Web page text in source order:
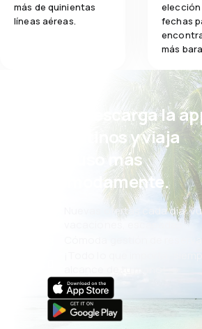
más de quinientas
líneas aéreas.
elección
fechas
más
¡Eh! Descarga la
eDestinos y viaja
incluso más
cómodamente.
Nuevas ofertas cada día:
vacaciones, escapadas
Cómoda gestión de
¡Todo lo que importa,